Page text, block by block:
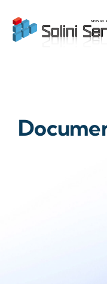
content